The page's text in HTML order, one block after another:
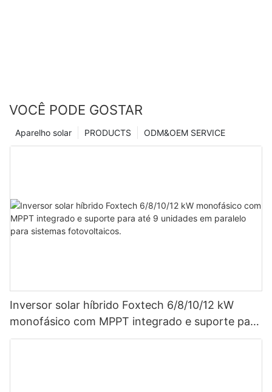
VOCÊ PODE GOSTAR
ODM&OEM SERVICE
PRODUCTS
Aparelho solar
Inversor solar híbrido Foxtech 6/8/10/12 kW
monofásico com MPPT integrado e suporte para
até 9 unidades em paralelo para sistemas